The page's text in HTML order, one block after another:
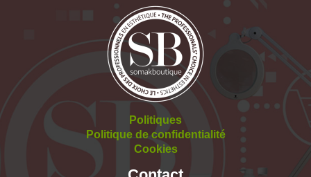
Politiques
Politique de confidentialité
Cookies